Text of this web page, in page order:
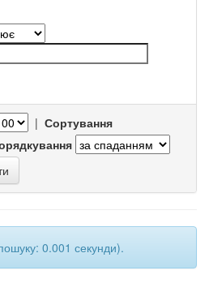
| Сортування
0.001 секунди).